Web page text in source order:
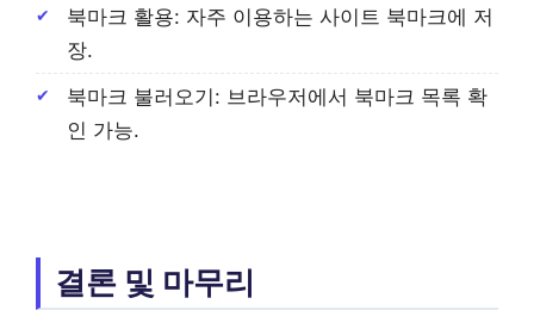
북마크 활용: 자주 이용하는 사이트 북마크에 저
장.
북마크 불러오기: 브라우저에서 북마크 목록 확
인 가능.
결론 및 마무리